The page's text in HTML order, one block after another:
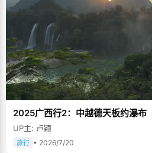
2025广西行2：中越德天板约瀑布
UP主: 卢颖
旅行 • 2026/7/20